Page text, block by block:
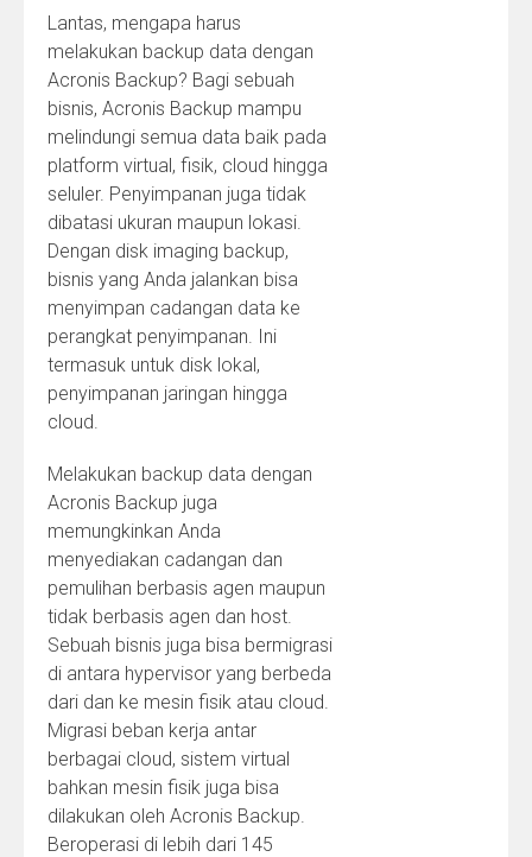
Lantas, mengapa harus
melakukan backup data dengan
Acronis Backup? Bagi sebuah
bisnis, Acronis Backup mampu
melindungi semua data baik pada
platform virtual, fisik, cloud hingga
seluler. Penyimpanan juga tidak
dibatasi ukuran maupun lokasi.
Dengan disk imaging backup,
bisnis yang Anda jalankan bisa
menyimpan cadangan data ke
perangkat penyimpanan. Ini
termasuk untuk disk lokal,
penyimpanan jaringan hingga
cloud.
Melakukan backup data dengan
Acronis Backup juga
memungkinkan Anda
menyediakan cadangan dan
pemulihan berbasis agen maupun
tidak berbasis agen dan host.
Sebuah bisnis juga bisa bermigrasi
di antara hypervisor yang berbeda
dari dan ke mesin fisik atau cloud.
Migrasi beban kerja antar
berbagai cloud, sistem virtual
bahkan mesin fisik juga bisa
dilakukan oleh Acronis Backup.
Beroperasi di lebih dari 145